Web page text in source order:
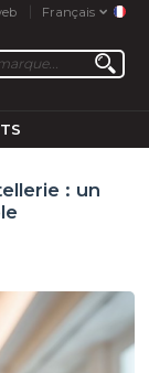
Français
: un